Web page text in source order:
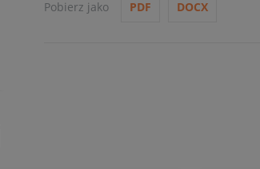
Pobierz jako PDF DOCX